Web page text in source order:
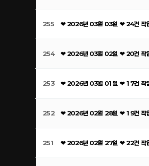
255 ❤ 2026년 03월 03일 ❤ 24건 작
254 ❤ 2026년 03월 02일 ❤ 20건 작
253 ❤ 2026년 03월 01일 ❤ 17건 작
252 ❤ 2026년 02월 28일 ❤ 19건 작
251 ❤ 2026년 02월 27일 ❤ 22건 작